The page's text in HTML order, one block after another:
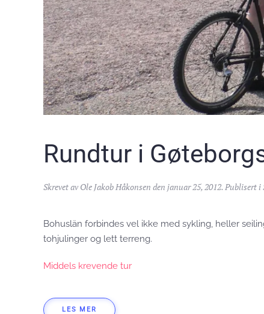
Rundtur i
Skrevet avOle Jakob Håkonsen den januar 25, 2012. Publisert i
Bohuslän forbindes vel ikke med sykling, heller
tohjulinger og lett terreng.
Middels krevende tur
LES MER